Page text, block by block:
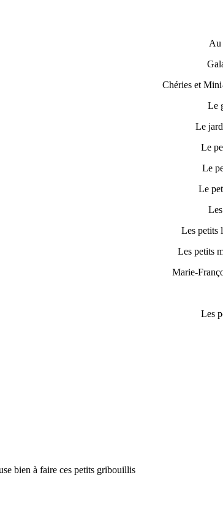
bien à faire ces petits gribouillis
Au
Chéries et
Le
Le
Le
Le
Le
Les petits
Les petits
Marie-
Les